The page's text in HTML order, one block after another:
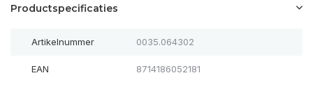
Productspecificaties
Artikelnummer 0035.064302
EAN 8714186052181